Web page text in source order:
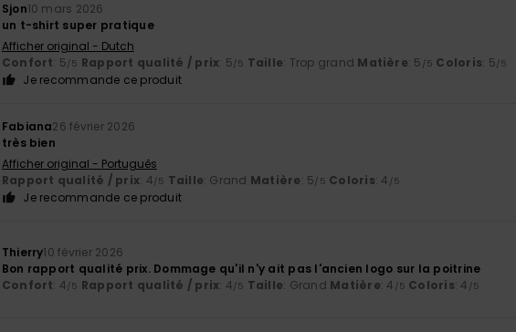
Sjon10 mars 2026
un t-shirt super pratique
Afficher original - Dutch
Confort: 5/5 Rapport qualité / prix: 5/5 Taille: Trop grand Matière: 5 /5 Coloris: 5/5
Je recommande ce produit
Fabiana26 février 2026
très bien
Afficher original - Português
Rapport qualité / prix: 4/5 Taille: Grand Matière: 5/5 Coloris: 4 /5
Je recommande ce produit
Thierry10 février 2026
Bon rapport qualité prix. Dommage qu'il n'y ait pas l'ancien logo sur la poitrine
Confort: 4/5 Rapport qualité / prix: 4/5 Taille: Grand Matière: 4 /5 Coloris: 4 /5